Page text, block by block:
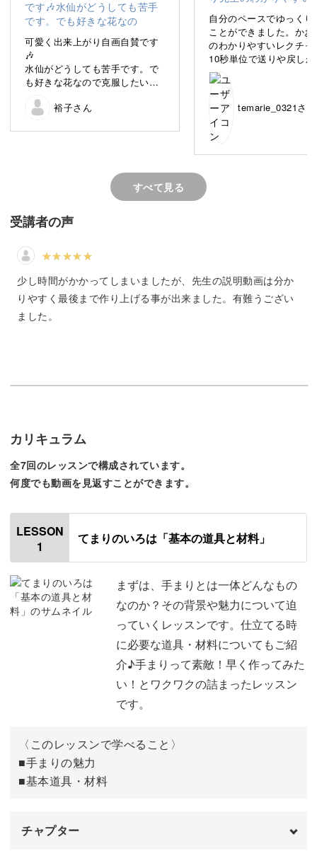
一説では、飛鳥時代に中国から日本へ伝わったとされてい
ます。
日本でも長い間、遊具として愛され育まれてきました。
現代では、遊具としての使用は少なくなりましたが、装飾
品として今でも人々に楽しまれています。
まるように」などという、人々の幸せを願う意味が込めら
れ、ハレの日を祝う着物や食器にも多く描かれています。
品があり華やかな手まりは、見ても作っても楽しい伝統手
今回の講座では、基本を学びながら実用的なインテリア雑
あなたも一緒に、手まり作りのお稽古を始めてみません
か？
アレンジが楽しい浮き手まり
浮き手まりの数やお色は自由にアレンジして、あなただけ
の作品を作りましょう。
例えば、子ども部屋に飾るものは、数を増やしカラフルな
手まりで賑やかな雰囲気に。
同じ柄の手まりでも、数や糸の色を変えるだけで全く違う
可愛く出来上がり自画自賛です
🎶
水仙がどうしても苦手です。で
も好きな花なので克服したいと
色を変え、お花を変えて作りた
裕子さん
自分のペースでゆっくり
ことができました。かお
のわかりやすいレクチャ
10秒単位で送りや戻し
映像がとてもありがたか
す。仕上がりは家族にも
で、リビングの雰囲気が
くなりました☺️
temarie_0321さん
すべて見る
受講者の声
少し時間がかかってしまいましたが、先生の説明動画は分か
りやすく最後まで作り上げる事が出来ました。有難うござい
ました。
カリキュラム
全7回のレッスンで構成されています。
何度でも動画を見返すことができます。
LESSON
1
てまりのいろは「基本の道具と材料」
まずは、手まりとは一体どんなもの
なのか？その背景や魅力について迫
っていくレッスンです。仕立てる時
に必要な道具・材料についてもご紹
介♪手まりって素敵！早く作ってみた
い！とワクワクの詰まったレッスン
です。
〈このレッスンで学べること〉
■手まりの魅力
■基本道具・材料
チャプター